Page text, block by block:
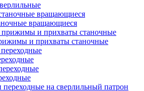
вращающиеся
и прихваты станочные